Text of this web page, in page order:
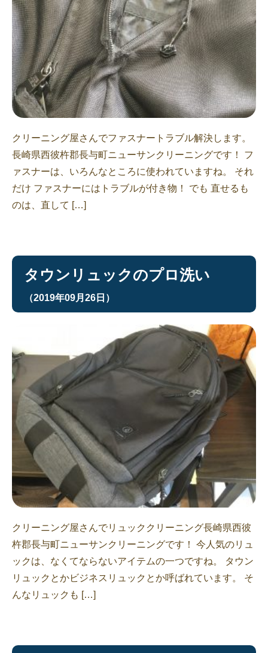
クリーニング屋さんでファスナートラブル解決します。
長崎県西彼杵郡長与町ニューサンクリーニングです！ フ
ァスナーは、いろんなところに使われていますね。 それ
だけ ファスナーにはトラブルが付き物！ でも 直せるも
のは、直して […]
タウンリュックのプロ洗い
（2019年09月26日）
クリーニング屋さんでリュッククリーニング長崎県西彼
杵郡長与町ニューサンクリーニングです！ 今人気のリュ
ックは、なくてならないアイテムの一つですね。 タウン
リュックとかビジネスリュックとか呼ばれています。 そ
んなリュックも […]